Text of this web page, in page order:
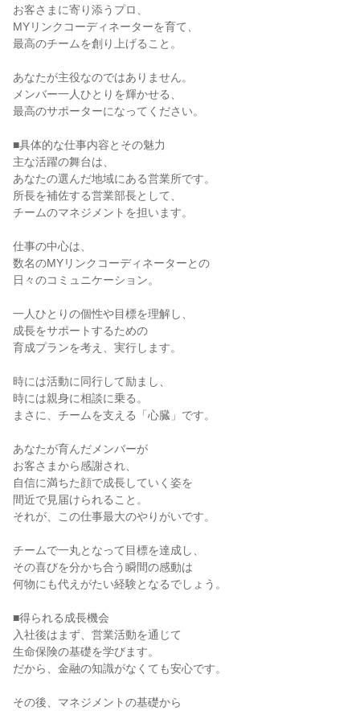
お客さまに寄り添うプロ、
MYリンクコーディネーターを育て、
最高のチームを創り上げること。
あなたが主役なのではありません。
メンバー一人ひとりを輝かせる、
最高のサポーターになってください。
■具体的な仕事内容とその魅力
主な活躍の舞台は、
あなたの選んだ地域にある営業所です。
所長を補佐する営業部長として、
チームのマネジメントを担います。
仕事の中心は、
数名のMYリンクコーディネーターとの
日々のコミュニケーション。
一人ひとりの個性や目標を理解し、
成長をサポートするための
育成プランを考え、実行します。
時には活動に同行して励まし、
時には親身に相談に乗る。
まさに、チームを支える「心臓」です。
あなたが育んだメンバーが
お客さまから感謝され、
自信に満ちた顔で成長していく姿を
間近で見届けられること。
それが、この仕事最大のやりがいです。
チームで一丸となって目標を達成し、
その喜びを分かち合う瞬間の感動は
何物にも代えがたい経験となるでしょう。
■得られる成長機会
入社後はまず、営業活動を通じて
生命保険の基礎を学びます。
だから、金融の知識がなくても安心です。
その後、マネジメントの基礎から